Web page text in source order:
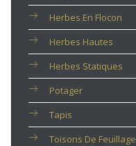
Herbes En Flocon
Herbes Hautes
Herbes Statiques
Potager
Tapis
Toisons De Feuillage